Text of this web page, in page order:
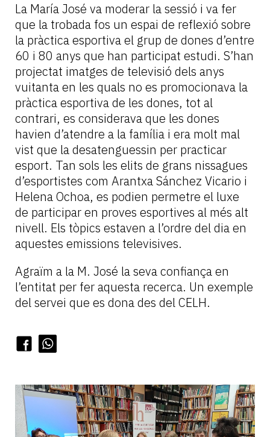
La María José va moderar la sessió i va fer
que la trobada fos un espai de reflexió sobre
la pràctica esportiva el grup de dones d’entre
60 i 80 anys que han participat estudi. S’han
projectat imatges de televisió dels anys
vuitanta en les quals no es promocionava la
pràctica esportiva de les dones, tot al
contrari, es considerava que les dones
havien d’atendre a la família i era molt mal
vist que la desatenguessin per practicar
esport. Tan sols les elits de grans nissagues
d’esportistes com Arantxa Sánchez Vicario i
Helena Ochoa, es podien permetre el luxe
de participar en proves esportives al més alt
nivell. Els tòpics estaven a l’ordre del dia en
aquestes emissions televisives.
Agraïm a la M. José la seva confiança en
l’entitat per fer aquesta recerca. Un exemple
del servei que es dona des del CELH.